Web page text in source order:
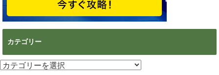
カテゴリー
カ